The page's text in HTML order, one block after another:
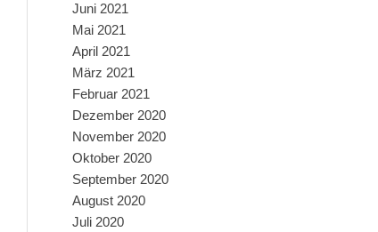
Juni 2021
Mai 2021
April 2021
März 2021
Februar 2021
Dezember 2020
November 2020
Oktober 2020
September 2020
August 2020
Juli 2020